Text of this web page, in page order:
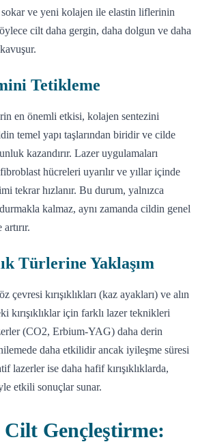
sokar ve yeni kolajen ile elastin liflerinin
cilt daha gergin, daha dolgun ve daha
Tetikleme
en önemli etkisi, kolajen sentezini
temel yapı taşlarından biridir ve cilde
kazandırır. Lazer uygulamaları
hücreleri uyarılır ve yıllar içinde
tekrar hızlanır. Bu durum, yalnızca
kalmaz, aynı zamanda cildin genel
Türlerine Yaklaşım
kırışıklıkları (kaz ayakları) ve alın
kırışıklıklar için farklı lazer teknikleri
(CO2, Erbium-YAG) daha derin
daha etkilidir ancak iyileşme süresi
lazerler ise daha hafif kırışıklıklarda,
etkili sonuçlar sunar.
Cilt Gençleştirme: